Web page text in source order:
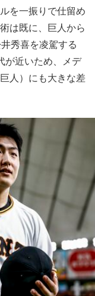
を一振りで仕留め
は既に、巨人から
秀喜を凌駕する
が近いため、メデ
人）にも大きな差